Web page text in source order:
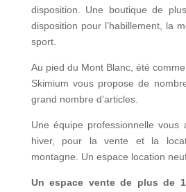
disposition. Une boutique de
disposition pour l’habillement, la
sport.
Au pied du Mont Blanc, été
Skimium vous propose de
grand nombre d’articles.
Une équipe professionnelle vous
hiver, pour la vente et la
montagne. Un espace location
Un espace vente de plus de